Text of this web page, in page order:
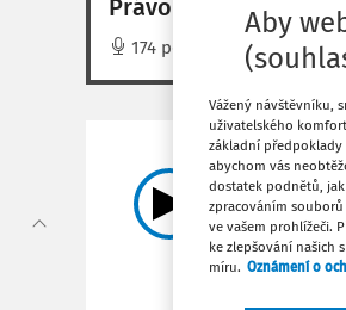
Právo
174 podcastů 23 autorů
VÝKLAD PRAXE
Portál
MVDr.
Vydáno:16. 3.
V tomto
Aby
Vážený návštěvníku,
uživatelského
základní
abychom vás
dostatek podnětů,
zpracováním
ve vašem prohlížeči.
ke zlepšování našich
míru. Oznámení o